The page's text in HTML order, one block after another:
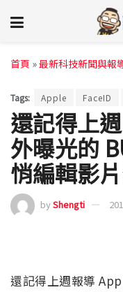
首頁 »最新科技新聞與報
Tags: Apple FaceID
還記得上
外曝光的
悄編輯影
byShengti
還記得上週報導